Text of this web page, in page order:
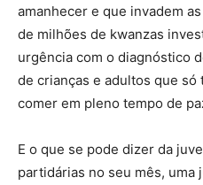
amanhecer e que invadem
de milhões de kwanzas
urgência com o diagnóstico
de crianças e adultos que
comer em pleno tempo de
E o que se pode dizer da
partidárias no seu mês, uma